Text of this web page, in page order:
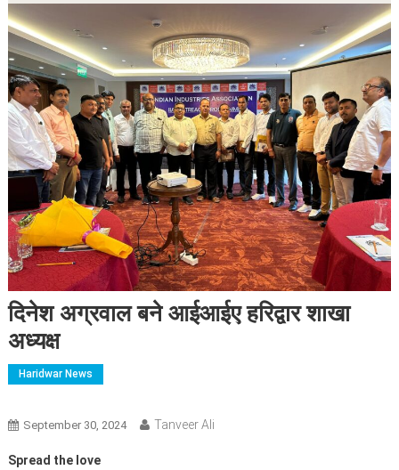
दिनेश अग्रवाल बने आईआईए हरिद्वार शाखा
अध्यक्ष
Haridwar News
September 30, 2024 Tanveer Ali
Spread the love